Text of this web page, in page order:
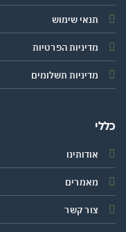
תנאי שימוש
מדיניות הפרטיות
מדיניות תשלומים
אודותינו
מאמרים
צור קשר